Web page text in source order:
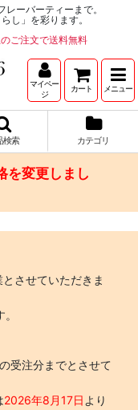
ーバーティーまで。
し」を彩ります。
ご注文で送料無料
マイペー
ジ
カート メニュー
検索 カテゴリ
を変更しまし
とさせていただきま
の受注分までとさせて
2026年8月17日 より